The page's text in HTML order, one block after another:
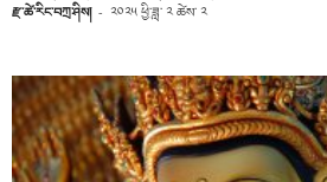
རྫ་ཚེ་རིང་བཀྲ་ཤིས། - ༢༠༢༥ ཕྱི་ཟླ་ ༢ ཚེས་ ༢